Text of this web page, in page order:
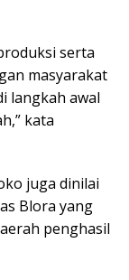
serta
masyarakat
langkah awal
kata
juga dinilai
Blora yang
penghasil